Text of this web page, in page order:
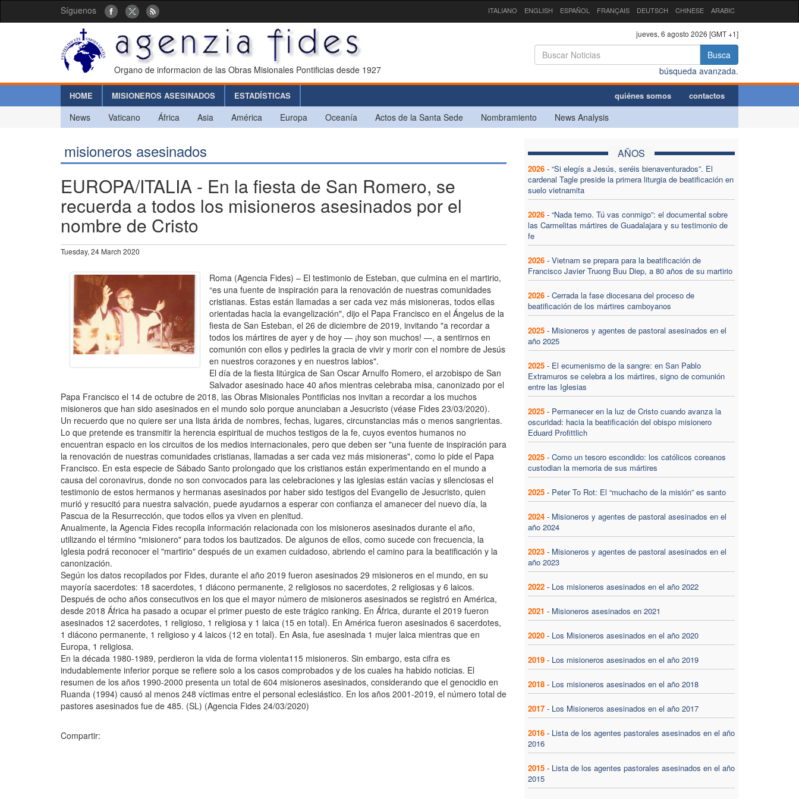
Síguenos ITALIANO ENGLISH ESPAÑOL FRANÇAIS DEUTSCH CHINESE ARABIC
Organo de informacion de las Obras Misionales Pontificias desde 1927
jueves, 6 agosto 2026 [GMT +1]
Busca
búsqueda avanzada.
HOME MISIONEROS ASESINADOS ESTADÍSTICAS quiénes somos contactos
News Vaticano África Asia América Europa Oceanía Actos de la Santa Sede Nombramiento News Analysis
misioneros asesinados
EUROPA/ITALIA - En la fiesta de San Romero, se
recuerda a todos los misioneros asesinados por el
nombre de Cristo
Tuesday, 24 March 2020
Roma (Agencia Fides) – El testimonio de Esteban, que culmina en el martirio,
“es una fuente de inspiración para la renovación de nuestras comunidades
cristianas. Estas están llamadas a ser cada vez más misioneras, todos ellas
orientadas hacia la evangelización", dijo el Papa Francisco en el Ángelus de la
fiesta de San Esteban, el 26 de diciembre de 2019, invitando "a recordar a
todos los mártires de ayer y de hoy ― ¡hoy son muchos! ―, a sentirnos en
comunión con ellos y pedirles la gracia de vivir y morir con el nombre de Jesús
en nuestros corazones y en nuestros labios".
El día de la fiesta litúrgica de San Oscar Arnulfo Romero, el arzobispo de San
Salvador asesinado hace 40 años mientras celebraba misa, canonizado por el
Papa Francisco el 14 de octubre de 2018, las Obras Misionales Pontificias nos invitan a recordar a los muchos
misioneros que han sido asesinados en el mundo solo porque anunciaban a Jesucristo (véase Fides 23/03/2020).
Un recuerdo que no quiere ser una lista árida de nombres, fechas, lugares, circunstancias más o menos sangrientas.
Lo que pretende es transmitir la herencia espiritual de muchos testigos de la fe, cuyos eventos humanos no
encuentran espacio en los circuitos de los medios internacionales, pero que deben ser "una fuente de inspiración para
la renovación de nuestras comunidades cristianas, llamadas a ser cada vez más misioneras", como lo pide el Papa
Francisco. En esta especie de Sábado Santo prolongado que los cristianos están experimentando en el mundo a
causa del coronavirus, donde no son convocados para las celebraciones y las iglesias están vacías y silenciosas el
testimonio de estos hermanos y hermanas asesinados por haber sido testigos del Evangelio de Jesucristo, quien
murió y resucitó para nuestra salvación, puede ayudarnos a esperar con confianza el amanecer del nuevo día, la
Pascua de la Resurrección, que todos ellos ya viven en plenitud.
Anualmente, la Agencia Fides recopila información relacionada con los misioneros asesinados durante el año,
utilizando el término "misionero" para todos los bautizados. De algunos de ellos, como sucede con frecuencia, la
Iglesia podrá reconocer el "martirio" después de un examen cuidadoso, abriendo el camino para la beatificación y la
canonización.
Según los datos recopilados por Fides, durante el año 2019 fueron asesinados 29 misioneros en el mundo, en su
mayoría sacerdotes: 18 sacerdotes, 1 diácono permanente, 2 religiosos no sacerdotes, 2 religiosas y 6 laicos.
Después de ocho años consecutivos en los que el mayor número de misioneros asesinados se registró en América,
desde 2018 África ha pasado a ocupar el primer puesto de este trágico ranking. En África, durante el 2019 fueron
asesinados 12 sacerdotes, 1 religioso, 1 religiosa y 1 laica (15 en total). En América fueron asesinados 6 sacerdotes,
1 diácono permanente, 1 religioso y 4 laicos (12 en total). En Asia, fue asesinada 1 mujer laica mientras que en
Europa, 1 religiosa.
En la década 1980-1989, perdieron la vida de forma violenta115 misioneros. Sin embargo, esta cifra es
indudablemente inferior porque se refiere solo a los casos comprobados y de los cuales ha habido noticias. El
resumen de los años 1990-2000 presenta un total de 604 misioneros asesinados, considerando que el genocidio en
Ruanda (1994) causó al menos 248 víctimas entre el personal eclesiástico. En los años 2001-2019, el número total de
pastores asesinados fue de 485. (SL) (Agencia Fides 24/03/2020)
Compartir:
AÑOS
2026 - “Si elegís a Jesús, seréis bienaventurados”. El
cardenal Tagle preside la primera liturgia de beatificación en
suelo vietnamita
2026 - “Nada temo. Tú vas conmigo”: el documental sobre
las Carmelitas mártires de Guadalajara y su testimonio de
fe
2026 - Vietnam se prepara para la beatificación de
Francisco Javier Truong Buu Diep, a 80 años de su martirio
2026 - Cerrada la fase diocesana del proceso de
beatificación de los mártires camboyanos
2025 - Misioneros y agentes de pastoral asesinados en el
año 2025
2025 - El ecumenismo de la sangre: en San Pablo
Extramuros se celebra a los mártires, signo de comunión
entre las Iglesias
2025 - Permanecer en la luz de Cristo cuando avanza la
oscuridad: hacia la beatificación del obispo misionero
Eduard Profittlich
2025 - Como un tesoro escondido: los católicos coreanos
custodian la memoria de sus mártires
2025 - Peter To Rot: El “muchacho de la misión” es santo
2024 - Misioneros y agentes de pastoral asesinados en el
año 2024
2023 - Misioneros y agentes de pastoral asesinados en el
año 2023
2022 - Los misioneros asesinados en el año 2022
2021 - Misioneros asesinados en 2021
2020 - Los Misioneros asesinados en el año 2020
2019 - Los misioneros asesinados en el año 2019
2018 - Los misioneros asesinados en el año 2018
2017 - Los Misioneros asesinados en el año 2017
2016 - Lista de los agentes pastorales asesinados en el año
2016
2015 - Lista de los agentes pastorales asesinados en el año
2015